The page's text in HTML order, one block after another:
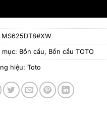
MS625DT8#XW
mục: Bồn cầu, Bồn cầu TOTO
hiệu: Toto